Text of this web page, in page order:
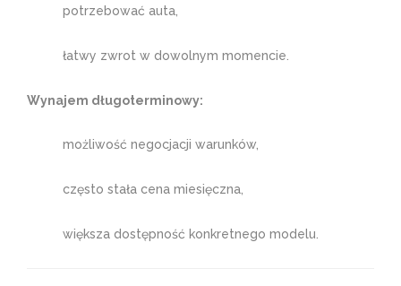
potrzebować auta,
łatwy zwrot w dowolnym momencie.
Wynajem długoterminowy:
możliwość negocjacji warunków,
często stała cena miesięczna,
większa dostępność konkretnego modelu.